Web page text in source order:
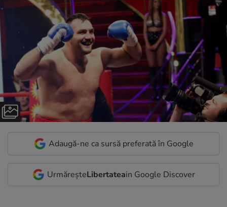
Adaugă-ne ca sursă preferată în Google
UrmăreșteLibertateain Google Discover